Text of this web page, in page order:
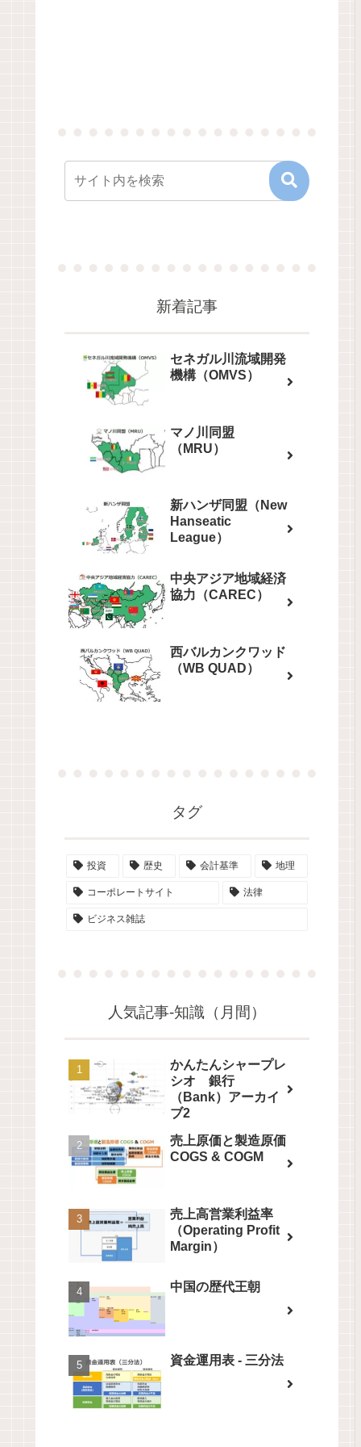
新着記事
セネガル川流域開発
機構（OMVS）
マノ川同盟
（MRU）
新ハンザ同盟（New
Hanseatic
League）
中央アジア地域経済
協力（CAREC）
西バルカンクワッド
（WB QUAD）
タグ
投資 歴史 会計基準 地理
コーポレートサイト 法律
ビジネス雑誌
人気記事-知識（月間）
かんたんシャープレ
シオ 銀行
（Bank）アーカイ
ブ2
売上原価と製造原価
COGS & COGM
売上高営業利益率
（Operating Profit
Margin）
中国の歴代王朝
資金運用表 - 三分法